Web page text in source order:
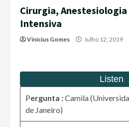
Cirurgia, Anestesiologia
Intensiva
Vinícius Gomes Julho 12, 2019
Pergunta :Camila
de Janeiro)